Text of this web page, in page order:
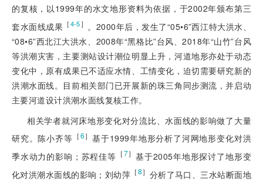
的复核，以1999年的水文地形资料为依据，于2002年颁布第三
套水面线成果 ［4-5］ 。2000年后，发生了“05•6”西江特大洪水、
“08•6”西北江大洪水、2008年“黑格比”台风、2018年“山竹”台风
等洪潮灾害，主要测站设计潮位明显上升，河道地形亦处于动态
变化中，原有成果已不适应水情、工情变化，迫切需要研究新的
洪潮水面线。目前相关部门已开展新的珠三角同步测流，并启动
主要河道设计洪潮水面线复核工作。
相关学者就河床地形变化对分流比、水面线的影响做了大量
研究。陈小齐等 ［6］ 基于1999年地形分析了河网地形变化对洪
季水动力的影响；苏程佳等 ［7］ 基于2005年地形探讨了地形变
化对洪潮水面线的影响；刘幼萍 ［8］ 分析了马口、三水站断面地